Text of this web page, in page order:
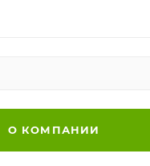
О КОМПАНИИ